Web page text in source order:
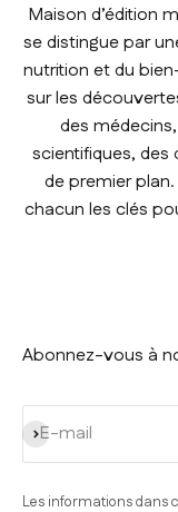
Maison d’édition
se distingue par
nutrition et du
sur les
des
scientifiques,
de premier
chacun les clés
Abonnez-vous à
E-mail
S'inscrire
Les informations dans